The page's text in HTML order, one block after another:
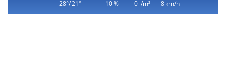
28°/ 21°
10 % 0 l/m²
8 km/h